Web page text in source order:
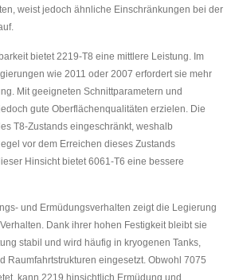
weist jedoch ähnliche Einschränkungen bei der
bietet 2219-T8 eine mittlere Leistung. Im
wie 2011 oder 2007 erfordert sie mehr
Mit geeigneten Schnittparametern und
gute Oberflächenqualitäten erzielen. Die
T8-Zustands eingeschränkt, weshalb
vor dem Erreichen dieses Zustands
Hinsicht bietet 6061-T6 eine bessere
und Ermüdungsverhalten zeigt die Legierung
Dank ihrer hohen Festigkeit bleibt sie
stabil und wird häufig in kryogenen Tanks,
Raumfahrtstrukturen eingesetzt. Obwohl 7075
kann 2219 hinsichtlich Ermüdung und